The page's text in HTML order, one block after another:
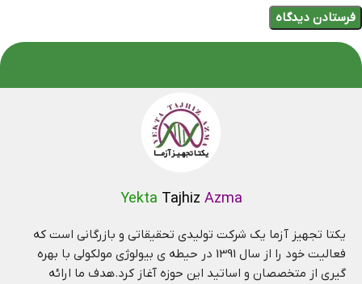
Yekta Tajhiz Azma
یکتا تجهیز آزما یک شرکت تولیدی تحقیقاتی و بازرگانی است که
فعالیت خود را از سال 1391 در حیطه ی بیولوژی مولکولی با بهره
گیری از متخصصان و اساتید این حوزه آغاز کرد.هدف ما ارائه